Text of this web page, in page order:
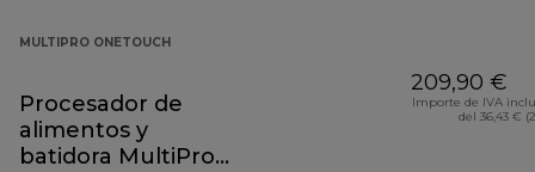
MULTIPRO ONETOUCH
Procesador de
alimentos y
batidora MultiPro
209,90 €
Importe de IVA
del 36,43 €